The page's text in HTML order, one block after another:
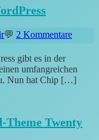
2 Kommentare
gibt es in der
umfangreichen
Nun hat Chip […]
Theme Twenty